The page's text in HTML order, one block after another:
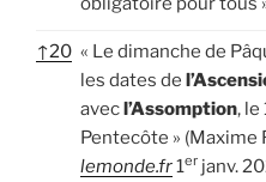
↑20 « Le dimanche de
les dates de
avecl’Assomption, le
Pentecôte » (Maxime
lemonde.fr1er janv.